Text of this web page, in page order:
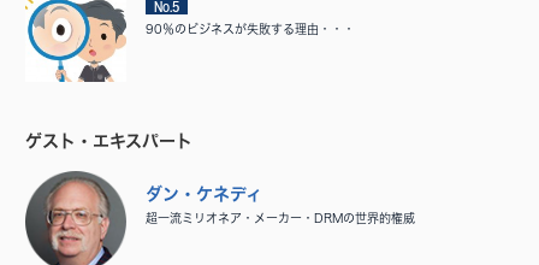
No.5
90％のビジネスが失敗する理由・・・
ゲスト・エキスパート
ダン・ケネディ
超一流ミリオネア・メーカー・DRMの世界的権威